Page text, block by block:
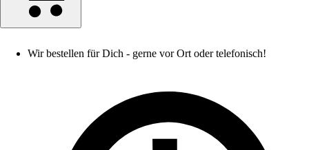
Wir bestellen für Dich - gerne vor Ort oder telefonisch!